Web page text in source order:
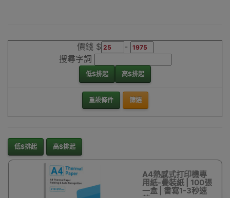
價錢 $
-
搜尋字詞
低$排起 高$排起
重設條件 篩選
低$排起 高$排起
A4熱感式打印機專
用紙-疊裝紙 | 100張
一盒 | 書寫1-3秒速